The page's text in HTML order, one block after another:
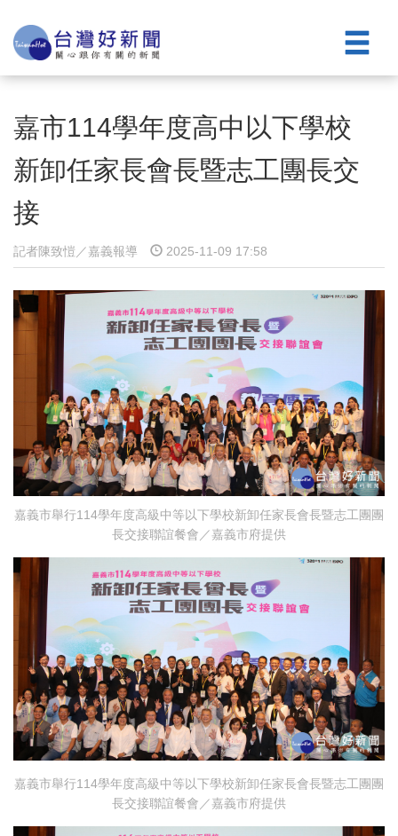
嘉市114學年度高中以下學校
新卸任家長會長暨志工團長交
接
記者陳致愷／嘉義報導 2025-11-09 17:58
嘉義市舉行114學年度高級中等以下學校新卸任家長會長暨志工團團
長交接聯誼餐會／嘉義市府提供
嘉義市舉行114學年度高級中等以下學校新卸任家長會長暨志工團團
長交接聯誼餐會／嘉義市府提供